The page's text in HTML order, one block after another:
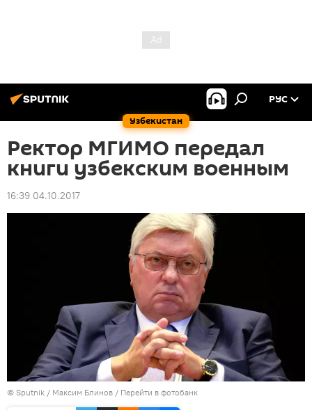
Узбекистан
РУС
Ректор МГИМО передал
книги узбекским военным
16:39 04.10.2017
© Sputnik / Максим Блинов / Перейти в фотобанк